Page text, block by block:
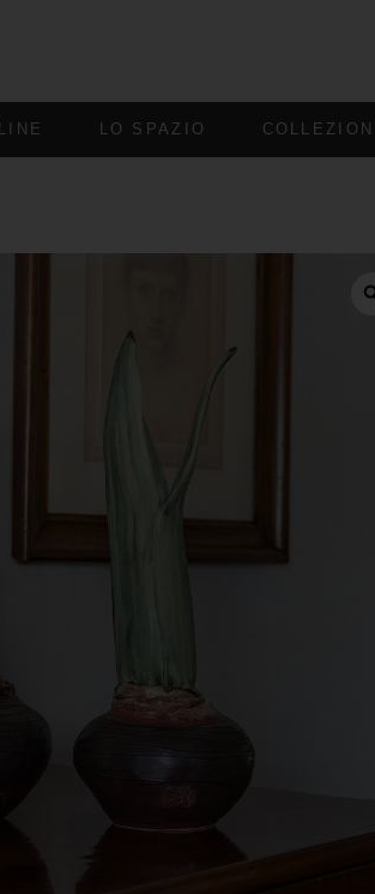
LO SPAZIO COLLEZIONI